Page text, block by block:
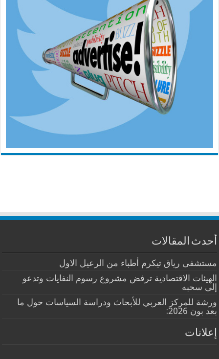
أحدث المقالات
مستشفى رياق تيكرم أطباء من الرعيل الاول
الهيئات الاقتصادية ترفض مشروع رسوم النفايات وتدعو
إلى سحبه
ورشة للمركز العربي للأبحاث ودراسة السياسات حول ما
بعد بون 2026:
إعلانات